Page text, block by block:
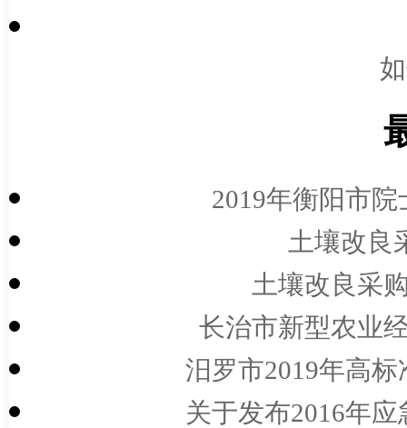
2019年衡阳市
土壤改良
土壤改良采
长治市新型农业
汨罗市2019年高
关于发布2016年